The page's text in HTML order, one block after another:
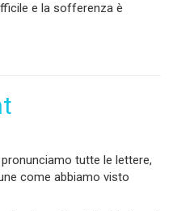
e la sofferenza è
tutte le lettere,
come abbiamo visto